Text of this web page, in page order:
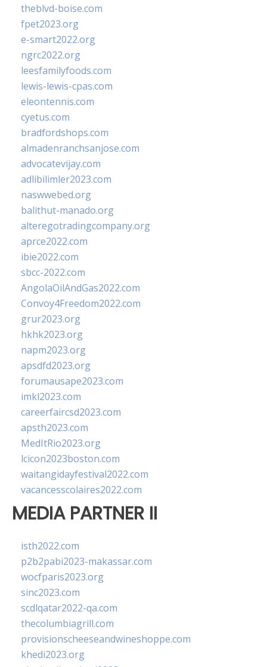
theblvd-boise.com
fpet2023.org
e-smart2022.org
ngrc2022.org
leesfamilyfoods.com
lewis-lewis-cpas.com
eleontennis.com
cyetus.com
bradfordshops.com
almadenranchsanjose.com
advocatevijay.com
adlibilimler2023.com
naswwebed.org
balithut-manado.org
alteregotradingcompany.org
aprce2022.com
ibie2022.com
sbcc-2022.com
AngolaOilAndGas2022.com
Convoy4Freedom2022.com
grur2023.org
hkhk2023.org
napm2023.org
apsdfd2023.org
forumausape2023.com
imkl2023.com
careerfaircsd2023.com
apsth2023.com
MedItRio2023.org
lcicon2023boston.com
waitangidayfestival2022.com
vacancesscolaires2022.com
MEDIA PARTNER II
isth2022.com
p2b2pabi2023-makassar.com
wocfparis2023.org
sinc2023.com
scdlqatar2022-qa.com
thecolumbiagrill.com
provisionscheeseandwineshoppe.com
khedi2023.org